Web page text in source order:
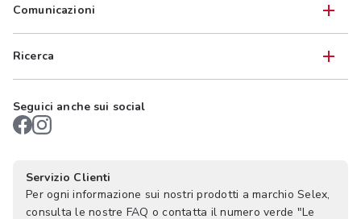
Comunicazioni
Ricerca
Seguici anche sui social
Servizio Clienti
Per ogni informazione sui nostri prodotti a marchio Selex,
consulta le nostre FAQ o contatta il numero verde "Le